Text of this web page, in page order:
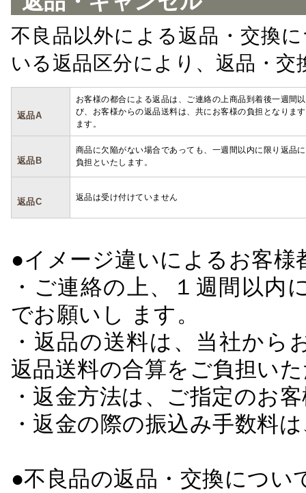
不良品以外による返品・交換
いる返品区分により、返品・
返品A
お客様の都合による返品は、ご連絡の上商品到着後一週間
び、お客様からの返品送料は、共にお客様の負担となりま
ます。
返品B
商品に欠陥がない場合であっても、一週間以内に限り返品
負担といたします。
返品C 返品は受け付けていません
●イメージ違いによるお客
・ご連絡の上、１週間以
でお願いし ます。
・返品の送料は、当社か
返品送料の合算をご負担い
・返金方法は、ご指定のお
・返金の際の振込み手数料
●不良品の返品・交換につい